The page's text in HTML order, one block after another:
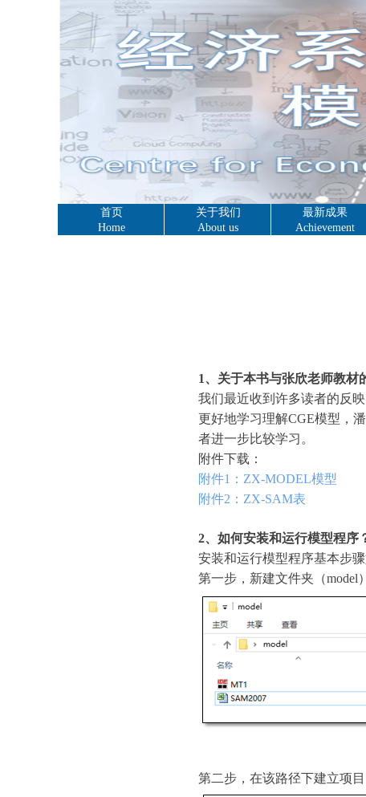
首页 关于我们 最新成果
Home
About us Achievement
1、关于本书与张欣老师教材
我们最近收到许多读者的反
更好地学习理解CGE模型，
者进一步比较学习。
附件下载：
附件1：ZX-MODEL模型
附件2：ZX-SAM表
2、如何安装和运行模型程序
安装和运行模型程序基本步
第一步，新建文件夹（model
第二步，在该路径下建立项